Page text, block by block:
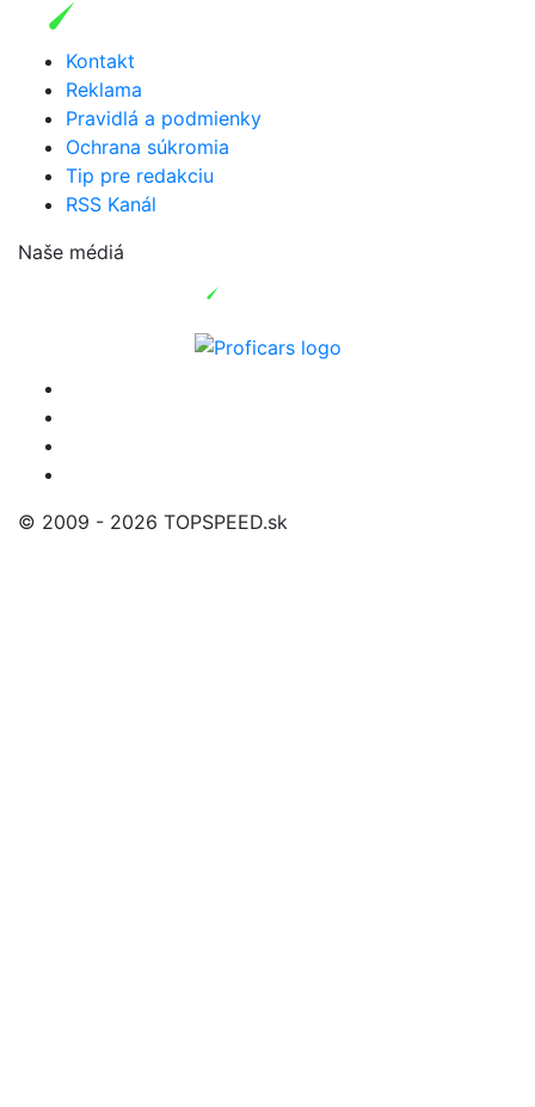
Kontakt
Reklama
Pravidlá a podmienky
Ochrana súkromia
Tip pre redakciu
RSS Kanál
Naše médiá
© 2009 - 2026 TOPSPEED.sk